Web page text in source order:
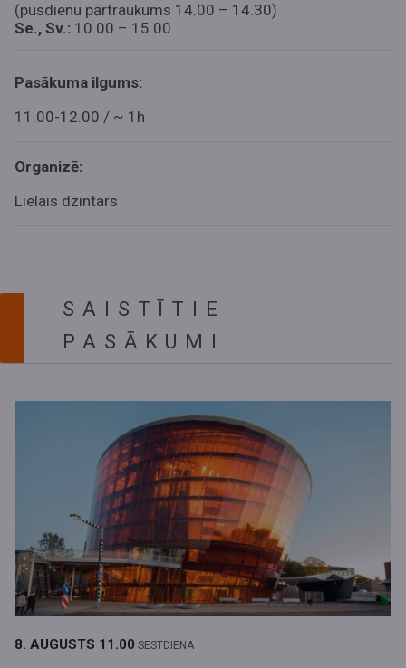
(pusdienu pārtraukums 14.00 – 14.30)
Se., Sv.: 10.00 – 15.00
Pasākuma ilgums:
11.00-12.00 / ~ 1h
Organizē:
Lielais dzintars
SAISTĪTIE
PASĀKUMI
8. AUGUSTS 11.00 SESTDIENA